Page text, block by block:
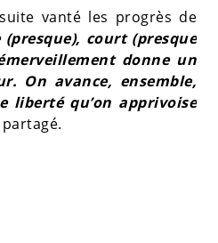
vanté les progrès de
(presque), court (presque
donne un
On avance, ensemble,
liberté qu’on apprivoise